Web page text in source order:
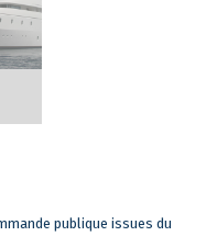
cabinet dans les
abordages, aux pertes
mer.
publique issues du